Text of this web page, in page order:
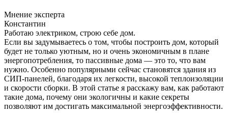
Мнение эксперта
Константин
Работаю электриком, строю себе дом.
Если вы задумываетесь о том, чтобы построить дом, который
будет не только уютным, но и очень экономичным в плане
энергопотребления, то пассивные дома — это то, что вам
нужно. Особенно популярными сейчас становятся здания из
СИП-панелей, благодаря их легкости, высокой теплоизоляции
и скорости сборки. В этой статье я расскажу вам, как работают
такие дома, почему они экологичны и какие секреты
позволяют им достигать максимальной энергоэффективности.